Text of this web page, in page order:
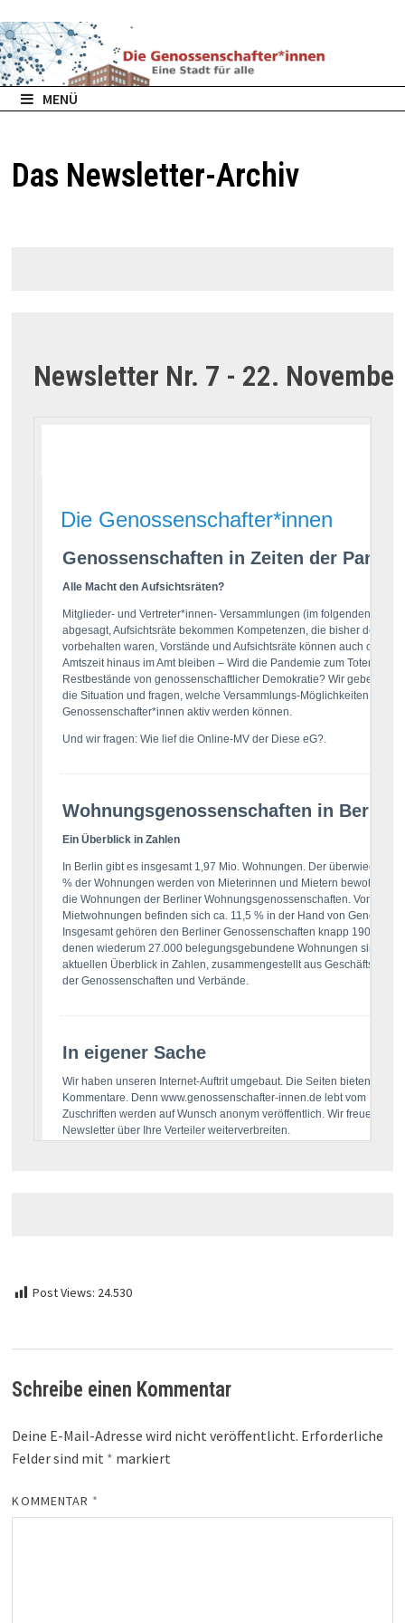
zum
Inhalt
MENÜ
Das Newsletter-Archiv
Newsletter Nr. 7 - 22.
Post Views: 24.530
Schreibe einen Kommentar
Deine E-Mail-Adresse wird nicht veröffentlicht. Erforderliche
Felder sind mit * markiert
KOMMENTAR *